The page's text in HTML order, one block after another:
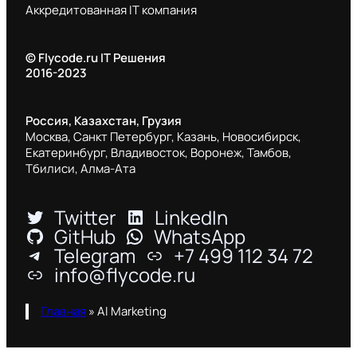
Аккредитованная IT компания
© Flycode.ru IT Решения
2016-2023
Россия, Казахстан, Грузия
Москва, Санкт Петербург, Казань, Новосибирск,
Екатеринбург, Владивосток, Воронеж, Тамбов,
Тбилиси, Алма-Ата
Twitter LinkedIn
GitHub WhatsApp
Telegram +7 499 112 34 72
info@flycode.ru
Главная»AI Marketing